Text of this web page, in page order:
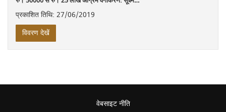
प्रकाशित तिथि: 27/06/2019
विवरण देखें
वेबसाइट नीति